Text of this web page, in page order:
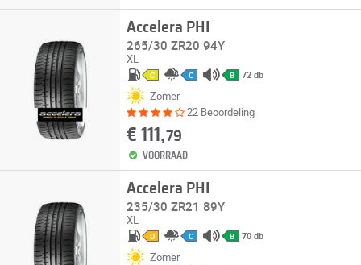
Accelera PHI
265/30 ZR20 94Y
XL
C C B 72 db
Zomer
22 Beoordeling
€ 111,79
VOORRAAD
Accelera PHI
235/30 ZR21 89Y
XL
D C B 70 db
Zomer